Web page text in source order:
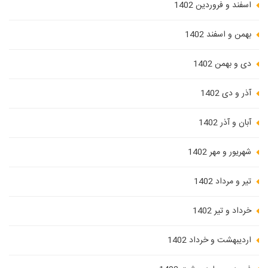
اسفند و فروردین 1402
بهمن و اسفند 1402
دی و بهمن 1402
آذر و دی 1402
آبان و آذر 1402
شهریور و مهر 1402
تیر و مرداد 1402
خرداد و تیر 1402
اردیبهشت و خرداد 1402